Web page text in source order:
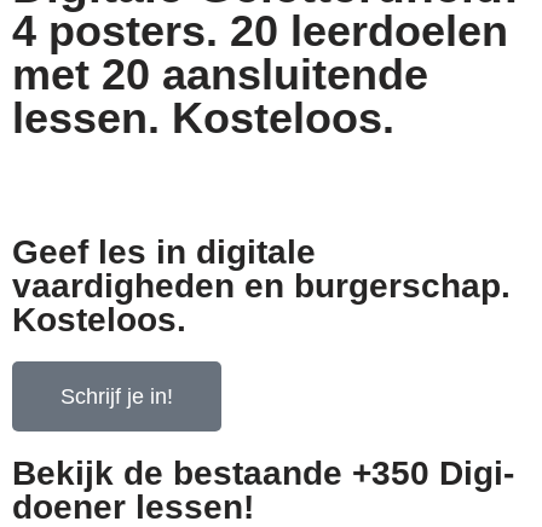
4 posters. 20 leerdoelen
met 20 aansluitende
lessen. Kosteloos.
Geef les in digitale
vaardigheden en burgerschap.
Kosteloos.
Schrijf je in!
Bekijk de bestaande +350 Digi-
doener lessen!